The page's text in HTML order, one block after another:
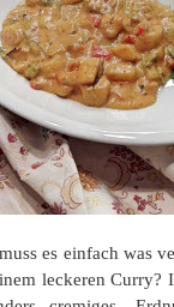
es einfach was
leckeren Curry?